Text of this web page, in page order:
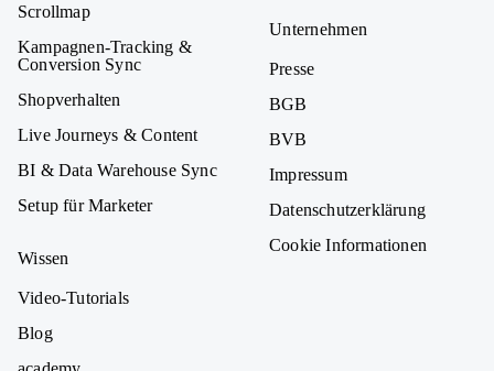
Scrollmap
Kampagnen-Tracking &
Conversion Sync
Shopverhalten
Live Journeys & Content
BI & Data Warehouse Sync
Setup für Marketer
Wissen
Video-Tutorials
Blog
Unternehmen
Presse
BGB
BVB
Impressum
Datenschutzerklärung
Cookie Informationen